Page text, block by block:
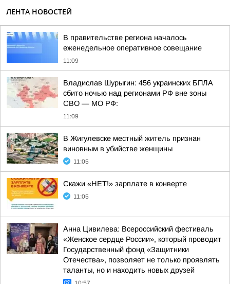
ЛЕНТА НОВОСТЕЙ
В правительстве региона началось
еженедельное оперативное совещание
11:09
Владислав Шурыгин: 456 украинских БПЛА
сбито ночью над регионами РФ вне зоны
СВО — МО РФ:
11:09
В Жигулевске местный житель признан
виновным в убийстве женщины
11:05
Скажи «НЕТ!» зарплате в конверте
11:05
Анна Цивилева: Всероссийский фестиваль
«Женское сердце России», который проводит
Государственный фонд «Защитники
Отечества», позволяет не только проявлять
таланты, но и находить новых друзей